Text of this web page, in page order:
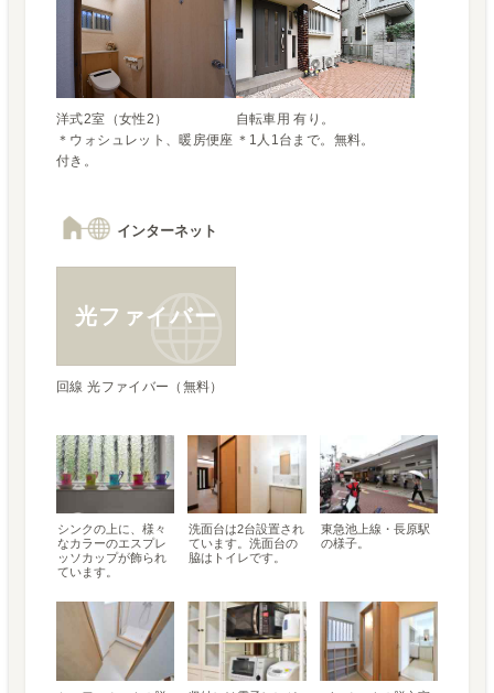
洋式2室（女性2）
＊ウォシュレット、暖房便座
付き。
自転車用 有り。
＊1人1台まで。無料。
インターネット
光ファイバー
回線 光ファイバー（無料）
シンクの上に、様々
なカラーのエスプレ
ッソカップが飾られ
ています。
洗面台は2台設置され
ています。洗面台の
脇はトイレです。
東急池上線・長原駅
の様子。